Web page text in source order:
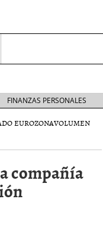
FINANZAS PERSONALES
EUROZONAVOLUMEN
compañía